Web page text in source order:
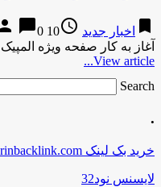
bookmark اخبار جدید access_time
10 years ago
chat_bubble0
آغاز به کار صفحه ویژه المپیک “ورزش
View article...
Search …
.
خرید بک لینک behtarinbacklink.com
لایسنس نود32